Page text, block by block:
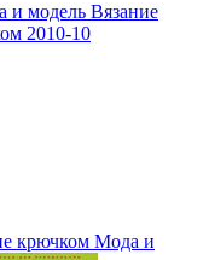
и модель Вязание
2010-10
крючком Мода и